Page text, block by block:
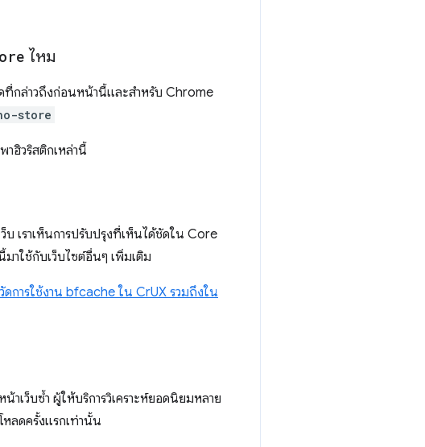
ไหม
ที่กล่าวถึงก่อนหน้านี้และสำหรับ Chrome
store
ฮิวริสติกเหล่านี้
บ เราเห็นการปรับปรุงที่เห็นได้ชัดใน Core
าใช้กับเว็บไซต์อื่นๆ เพิ่มเติม
วัดการใช้งาน bfcache ใน CrUX รวมถึงใน
เว็บซ้ำ ผู้ให้บริการวิเคราะห์ยอดนิยมหลาย
หลดครั้งแรกเท่านั้น